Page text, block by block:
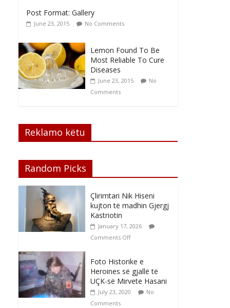
Post Format: Gallery
June 23, 2015 No Comments
Lemon Found To Be
Most Reliable To Cure
Diseases
June 23, 2015
No
Comments
Reklamo këtu
Random Picks
Çlirimtari Nik Hiseni
kujton të madhin Gjergj
Kastriotin
January 17, 2026
Comments Off
Foto Historike e
Heroines së gjallë të
UÇK-së Mirvete Hasani
July 23, 2020
No
Comments